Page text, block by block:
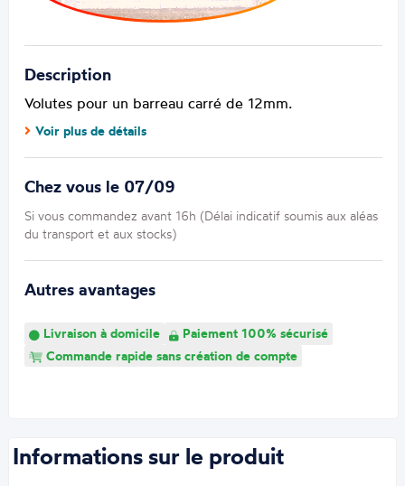
Description
Volutes pour un barreau carré de 12mm.
Voir plus de détails
Chez vous le 07/09
Si vous commandez avant 16h (Délai indicatif soumis aux aléas
du transport et aux stocks)
Autres avantages
Livraison à domicile
Paiement 100% sécurisé
Commande rapide sans création de compte
Informations sur le produit